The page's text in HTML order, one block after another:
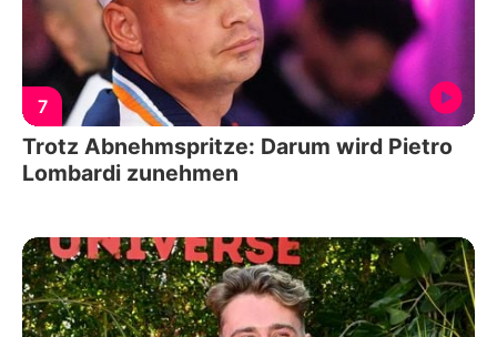
7
Trotz Abnehmspritze: Darum wird Pietro
Lombardi zunehmen